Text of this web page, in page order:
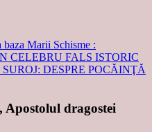
Marii Schisme :
CELEBRU FALS ISTORIC
DESPRE POCĂINŢĂ
Apostolul dragostei